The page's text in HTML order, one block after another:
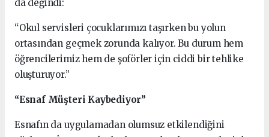
da değindi:
“Okul servisleri çocuklarımızı taşırken bu yolun
ortasından geçmek zorunda kalıyor. Bu durum hem
öğrencilerimiz hem de şoförler için ciddi bir tehlike
oluşturuyor.”
“Esnaf Müşteri Kaybediyor”
Esnafın da uygulamadan olumsuz etkilendiğini